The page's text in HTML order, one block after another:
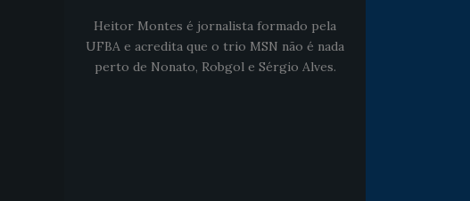
Heitor Montes é jornalista formado pela
UFBA e acredita que o trio MSN não é nada
perto de Nonato, Robgol e Sérgio Alves.